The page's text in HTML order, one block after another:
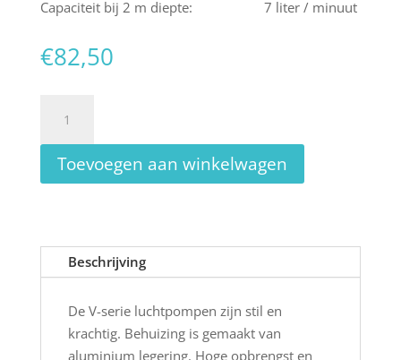
Capaciteit bij 2 m diepte: 7 liter / minuut
€82,50
flow
Toevoegen aan winkelwagen
Beschrijving
De V-serie luchtpompen zijn stil en
krachtig. Behuizing is gemaakt van
aluminium legering. Hoge opbrengst en